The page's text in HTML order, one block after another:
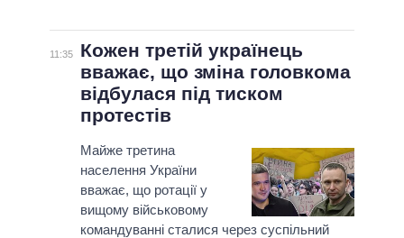
11:35
Кожен третій українець
вважає, що зміна головкома
відбулася під тиском
протестів
Майже третина
населення України
вважає, що ротації у
вищому військовому
командуванні сталися через суспільний